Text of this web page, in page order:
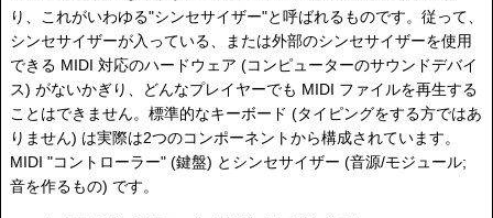
り、これがいわゆる"シンセサイザー"と呼ばれるものです。従って、
シンセサイザーが入っている、または外部のシンセサイザーを使用
できる MIDI 対応のハードウェア (コンピューターのサウンドデバイ
ス) がないかぎり、どんなプレイヤーでも MIDI ファイルを再生する
ことはできません。標準的なキーボード (タイピングをする方ではあ
りません) は実際は2つのコンポーネントから構成されています。
MIDI "コントローラー" (鍵盤) とシンセサイザー (音源/モジュール;
音を作るもの) です。